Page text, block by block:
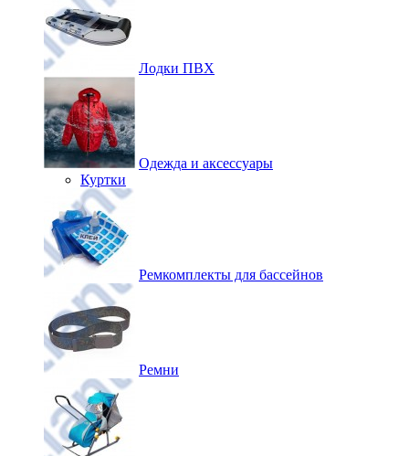
Лодки ПВХ
Одежда и аксессуары
Куртки
Ремкомплекты для бассейнов
Ремни